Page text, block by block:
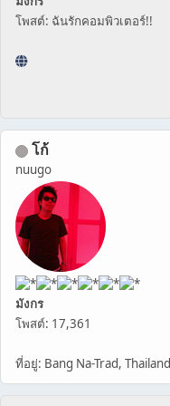
โพสต์: ฉันรักคอมพิวเตอร์!!
โก้
nuugo
มังกร
โพสต์: 17,361
ที่อยู่: Bang Na-Trad, Thailand